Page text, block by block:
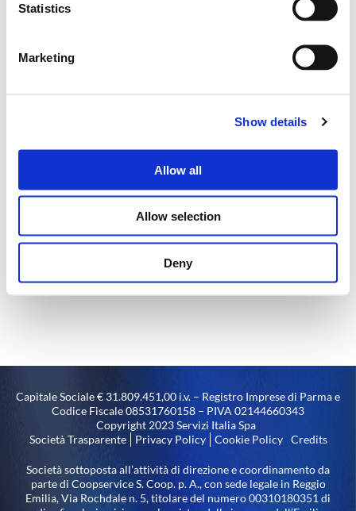
Statistics
Marketing
Show details
Allow all
Allow selection
Deny
Via S. Pietro 59/B
43019 Castellina di Soragna (PR) – IT
Tel: (+39)0524 598511
sede@si-servizitalia.com
Capitale Sociale € 31.809.451,00 i.v. – Registro Imprese di Parma e
Codice Fiscale 08531760158 – PIVA 02144660343
Copyright 2023 Servizi Italia Spa
Società Trasparente
Privacy Policy Cookie Policy Credits
Società sottoposta all’attività di direzione e coordinamento da
parte di Coopservice S. Coop. p. A., con sede legale in Reggio
Emilia, Via Rochdale n. 5, titolare del numero 00310180351 di